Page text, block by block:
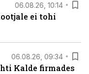
06.08.26, 10:14
ei tohi
06.08.26, 09:34
Kalde firmades